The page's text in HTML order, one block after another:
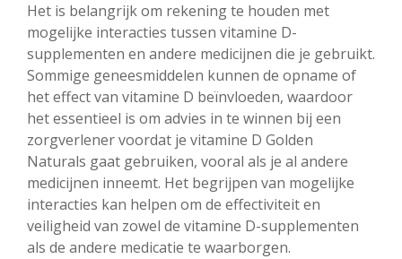
Het is belangrijk om rekening te houden met
mogelijke interacties tussen vitamine D-
supplementen en andere medicijnen die je gebruikt.
Sommige geneesmiddelen kunnen de opname of
het effect van vitamine D beïnvloeden, waardoor
het essentieel is om advies in te winnen bij een
zorgverlener voordat je vitamine D Golden
Naturals gaat gebruiken, vooral als je al andere
medicijnen inneemt. Het begrijpen van mogelijke
interacties kan helpen om de effectiviteit en
veiligheid van zowel de vitamine D-supplementen
als de andere medicatie te waarborgen.